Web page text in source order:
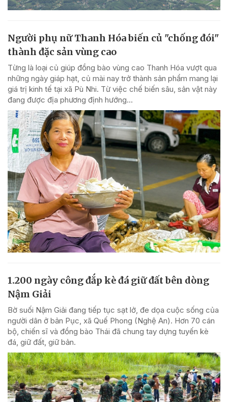
Người phụ nữ Thanh Hóa biến củ "chống đói"
thành đặc sản vùng cao
Từng là loại củ giúp đồng bào vùng cao Thanh Hóa vượt qua
những ngày giáp hạt, củ mài nay trở thành sản phẩm mang lại
giá trị kinh tế tại xã Pù Nhi. Từ việc chế biến sâu, sản vật này
đang được địa phương định hướng...
1.200 ngày công đắp kè đá giữ đất bên dòng
Nậm Giải
Bờ suối Nậm Giải đang tiếp tục sạt lở, đe dọa cuộc sống của
người dân ở bản Pục, xã Quế Phong (Nghệ An). Hơn 70 cán
bộ, chiến sĩ và đồng bào Thái đã chung tay dựng tuyến kè
đá, giữ đất, giữ bản.